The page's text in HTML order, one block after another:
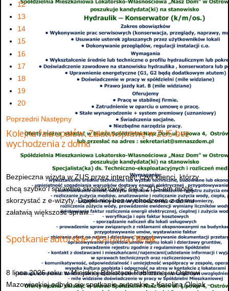
12
13
14
15
16
17
18
19
20
Poprzedni Następny
Kolejna fala upałów. Załatw sprawę w ZUS bez
wychodzenia z domu
Bezpieczna wizyta w ZUS przez internet, czyli klienci, którzy
chcą szybko i sprawnie skontaktować się z ZUS-em mogą
skorzystać z e-wizyty. Dzięki niej bez wychodzenia z domu
załatwią większość spraw...
Spotkanie autorskie z Karoliną Olejak
8 lipca 2026 roku w Miejskiej Bibliotece Publicznej w Ostrowi
Mazowieckiej odbyło się spotkanie autorskie z Karoliną Olejak –